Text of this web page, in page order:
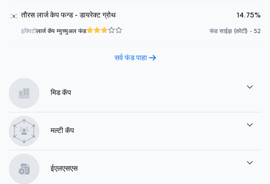
तौरस लार्ज केप फन्ड - डायरेक्ट ग्रोथ 14.75%
इक्विटीलार्ज कॅप म्युच्युअल फंड फंड साईझ (कोटी) - 52
सर्व फंड पाहा
मिड कॅप
मल्टी कॅप
ईएलएसएस